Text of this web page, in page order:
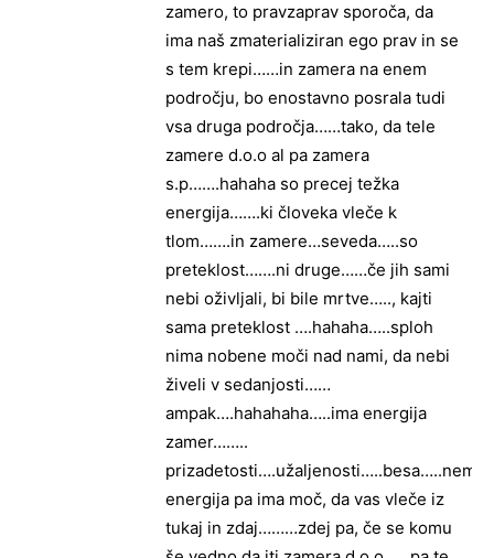
zamero, to pravzaprav sporoča, da
ima naš zmaterializiran ego prav in se
s tem krepi……in zamera na enem
področju, bo enostavno posrala tudi
vsa druga področja……tako, da tele
zamere d.o.o al pa zamera
s.p…….hahaha so precej težka
energija…….ki človeka vleče k
tlom…….in zamere…seveda…..so
preteklost…….ni druge……če jih sami
nebi oživljali, bi bile mrtve….., kajti
sama preteklost ….hahaha…..sploh
nima nobene moči nad nami, da nebi
živeli v sedanjosti……
ampak….hahahaha…..ima energija
zamer……..
energija pa ima moč, da vas vleče iz
tukaj in zdaj………zdej pa, če se komu